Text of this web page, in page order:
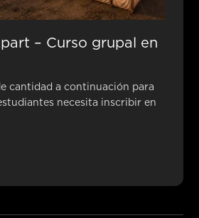
– Curso grupal en
cantidad a continuación para
necesita inscribir en